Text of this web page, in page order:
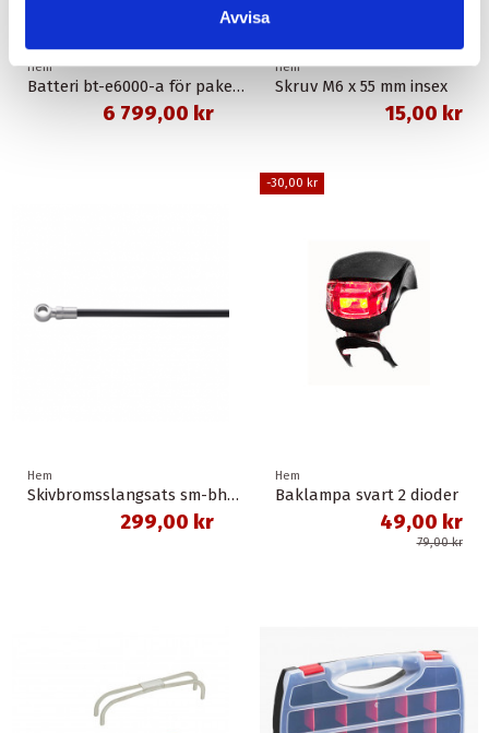
Avvisa
Hem
Batteri bt-e6000-a för pakethållare svart 11,6 ah 418 wh shimano
6 799,00 kr
Hem
Skruv M6 x 55 mm insex
15,00 kr
Hem
Skivbromsslangsats sm-bh90-sbs 1,0 meter banjo svart shimano
299,00 kr
-30,00 kr
Hem
Baklampa svart 2 dioder
49,00 kr
79,00 kr